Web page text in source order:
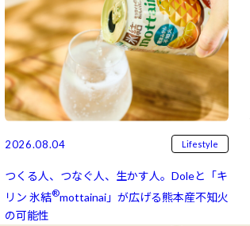
2026.08.04 Lifestyle
つくる人、つなぐ人、生かす人。Doleと「キ
リン 氷結⁠⁠®mottainai」が広げる熊本産不知火
の可能性